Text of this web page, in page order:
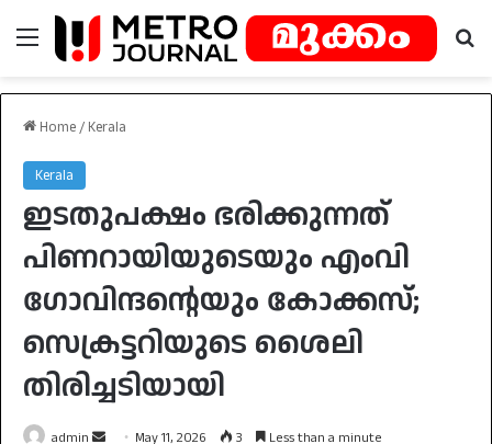
Menu
Home / Kerala
Kerala
ഇടതുപക്ഷം ഭരിക്കുന്നത്
പിണറായിയുടെയും എംവി
ഗോവിന്ദൻ്റെയും കോക്കസ്;
സെക്രട്ടറിയുടെ ശൈലി
തിരിച്ചടിയായി
admin
Send May 11, 2026 3 Less than a minute